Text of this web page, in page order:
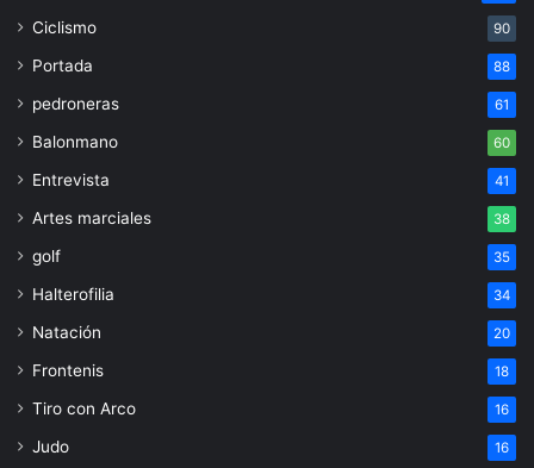
Ciclismo 90
Portada 88
pedroneras 61
Balonmano 60
Entrevista 41
Artes marciales 38
golf 35
Halterofilia 34
Natación 20
Frontenis 18
Tiro con Arco 16
Judo 16